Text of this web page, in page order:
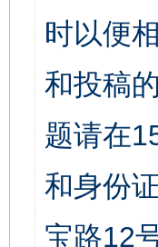
时以便
和投稿
题请在
和身份
宝路12